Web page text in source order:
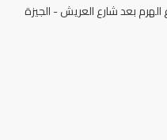
بعد شارع العريش - الجيزة